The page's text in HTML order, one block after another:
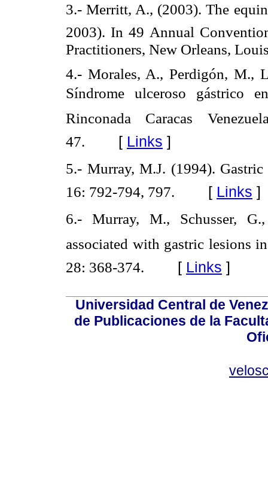
3.- Merritt, A., (2003). The
2003). In 49 Annual
Practitioners, New Orleans,
4.- Morales, A., Perdigón, M.,
Síndrome ulceroso gástrico
Rinconada Caracas
47. [ Links ]
5.- Murray, M.J. (1994).
16: 792-794, 797. [ Links ]
6.- Murray, M., Schusser,
associated with gastric lesions
28: 368-374. [ Links ]
Universidad Central de
de Publicaciones de la